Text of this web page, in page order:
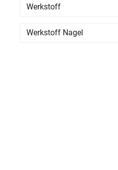
Werkstoff
Werkstoff Nagel